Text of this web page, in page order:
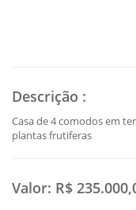
Descrição :
Casa de 4 comodos em
plantas frutiferas
Valor: R$